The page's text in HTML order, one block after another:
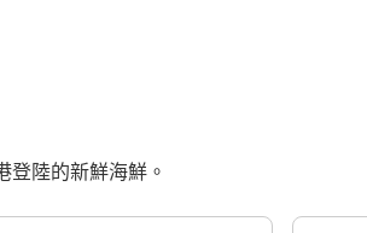
登陸的新鮮海鮮。